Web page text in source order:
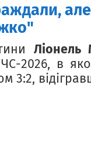
Ліонель
2026, в
3:2,